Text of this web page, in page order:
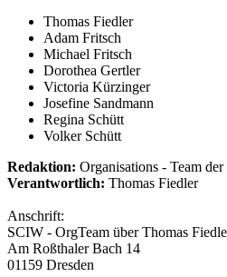
Thomas Fiedler
Adam Fritsch
Michael Fritsch
Dorothea Gertler
Victoria Kürzinger
Josefine Sandmann
Regina Schütt
Volker Schütt
Redaktion: Organisations - Team
Verantwortlich: Thomas Fiedler
Anschrift:
SCIW - OrgTeam über Thomas
Am Roßthaler Bach 14
01159 Dresden